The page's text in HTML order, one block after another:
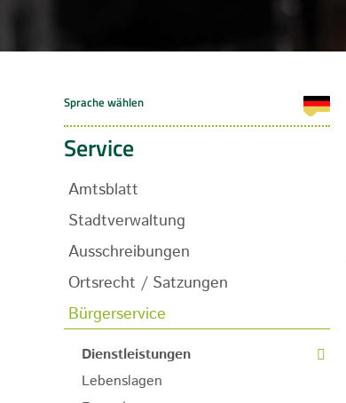
Service
Amtsblatt
Stadtverwaltung
Ausschreibungen
Ortsrecht / Satzungen
Bürgerservice
Dienstleistungen
Lebenslagen